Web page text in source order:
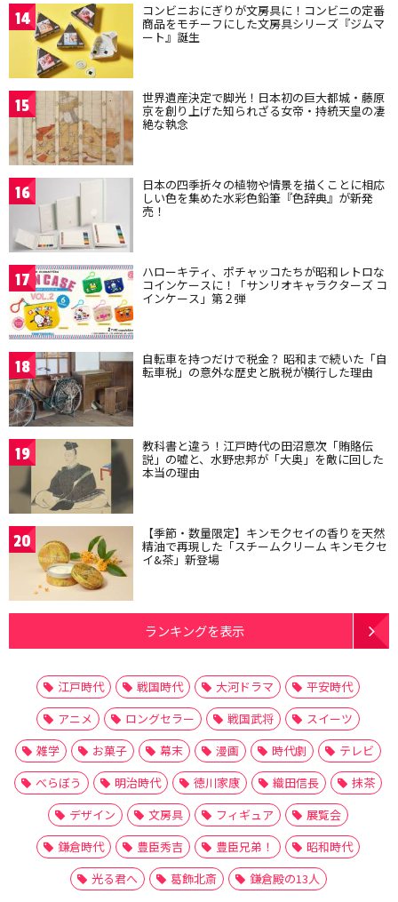
14 コンビニおにぎりが文房具に！コンビニの定番
商品をモチーフにした文房具シリーズ『ジムマ
ート』誕生
15 世界遺産決定で脚光！日本初の巨大都城・藤原
京を創り上げた知られざる女帝・持統天皇の凄
絶な執念
16 日本の四季折々の植物や情景を描くことに相応
しい色を集めた水彩色鉛筆『色辞典』が新発
売！
17 ハローキティ、ポチャッコたちが昭和レトロな
コインケースに！「サンリオキャラクターズ コ
インケース」第２弾
18 自転車を持つだけで税金？ 昭和まで続いた「自
転車税」の意外な歴史と脱税が横行した理由
19 教科書と違う！江戸時代の田沼意次「賄賂伝
説」の嘘と、水野忠邦が「大奥」を敵に回した
本当の理由
20 【季節・数量限定】キンモクセイの香りを天然
精油で再現した「スチームクリーム キンモクセ
イ&茶」新登場
ランキングを表示
江戸時代 戦国時代 大河ドラマ
平安時代
アニメ
ロングセラー 戦国武将
スイーツ
雑学
お菓子 幕末 漫画 時代劇
テレビ
べらぼう
明治時代 徳川家康 織田信長
抹茶
デザイン
文房具 フィギュア
展覧会
鎌倉時代
豊臣秀吉 豊臣兄弟！
昭和時代
光る君へ
葛飾北斎 鎌倉殿の13人